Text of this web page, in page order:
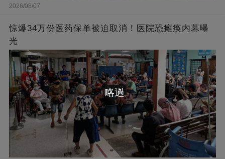
2026/08/07
惊爆34万份医药保单被迫取消！医院恐瘫痪内幕曝
光
略過